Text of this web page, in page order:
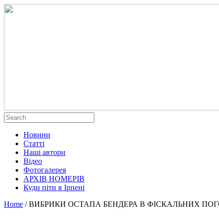
Новини
Статті
Наші автори
Відео
Фотогалерея
АРХІВ НОМЕРІВ
Куди піти в Ірпені
Home / ВИБРИКИ ОСТАПА БЕНДЕРА В ФІСКАЛЬНИХ